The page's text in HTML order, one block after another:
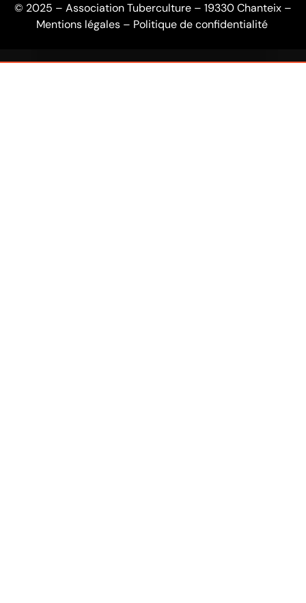
© 2025 – Association Tuberculture – 19330 Chanteix –
Mentions légales– Politique de confidentialité